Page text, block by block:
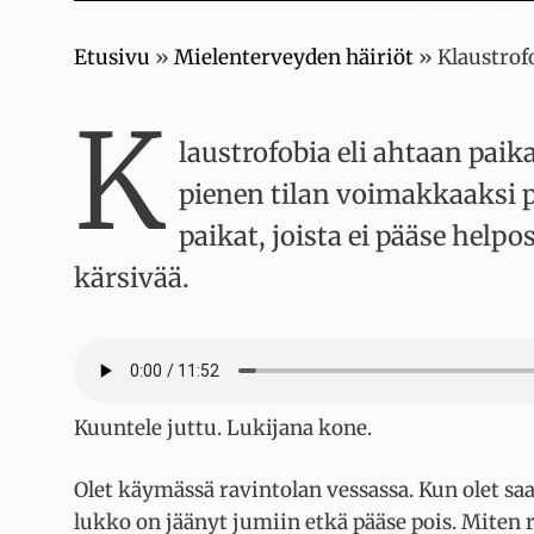
Etusivu » Mielenterveyden häiriöt »
K laustrofobia eli ahtaan
pienen tilan voimakkaaksi
paikat, joista ei pääse
kärsivää.
Kuuntele juttu. Lukijana kone.
Olet käymässä ravintolan vessassa. Kun olet
lukko on jäänyt jumiin etkä pääse pois. Miten